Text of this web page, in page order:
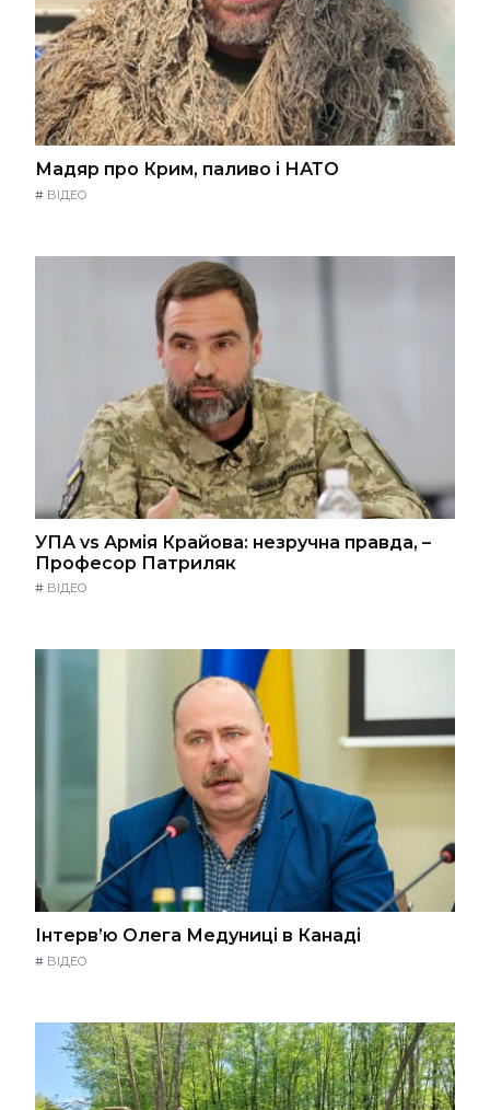
Мадяр про Крим, паливо і НАТО
# ВІДЕО
УПА vs Армія Крайова: незручна правда, –
Професор Патриляк
# ВІДЕО
Інтерв’ю Олега Медуниці в Канаді
# ВІДЕО